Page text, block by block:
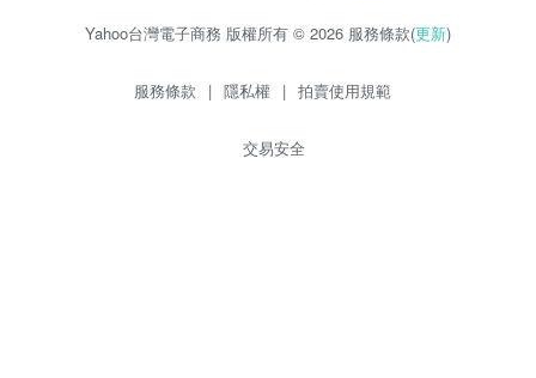
Yahoo台灣電子商務 版權所有 © 2026 服務條款(更新)
服務條款 | 隱私權 | 拍賣使用規範
交易安全